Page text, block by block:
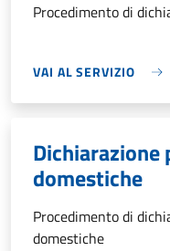
Procedimento di
VAI AL SERVIZIO
Dichiarazione
domestiche
Procedimento di
domestiche